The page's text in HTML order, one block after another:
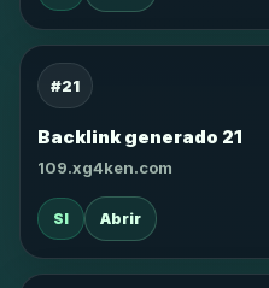
#21
Backlink generado 21
109.xg4ken.com
SI Abrir